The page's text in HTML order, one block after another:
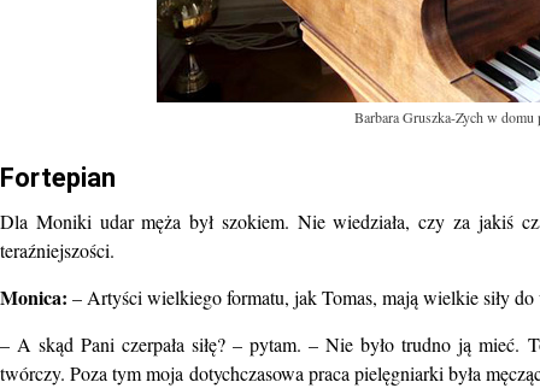
Barbara Gruszka-Zych w
Fortepian
Dla Moniki udar męża był szokiem. Nie wiedziała, czy za jakiś
teraźniejszości.
Monica: – Artyści wielkiego formatu, jak Tomas, mają wielkie siły
– A skąd Pani czerpała siłę? – pytam. – Nie było trudno ją mieć.
twórczy. Poza tym moja dotychczasowa praca pielęgniarki była